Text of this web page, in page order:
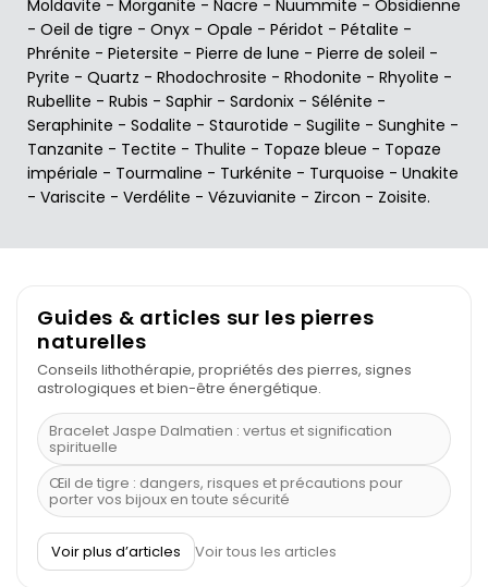
Moldavite - Morganite - Nacre - Nuummite - Obsidienne
- Oeil de tigre - Onyx - Opale - Péridot - Pétalite -
Phrénite - Pietersite - Pierre de lune - Pierre de soleil -
Pyrite - Quartz - Rhodochrosite - Rhodonite - Rhyolite -
Rubellite - Rubis - Saphir - Sardonix - Sélénite -
Seraphinite - Sodalite - Staurotide - Sugilite - Sunghite -
Tanzanite - Tectite - Thulite - Topaze bleue - Topaze
impériale - Tourmaline - Turkénite - Turquoise - Unakite
- Variscite - Verdélite - Vézuvianite - Zircon - Zoisite.
Guides & articles sur les pierres
naturelles
Conseils lithothérapie, propriétés des pierres, signes
astrologiques et bien-être énergétique.
Bracelet Jaspe Dalmatien : vertus et signification
spirituelle
Œil de tigre : dangers, risques et précautions pour
porter vos bijoux en toute sécurité
À quel poignet porter un bracelet de pierre
Découvrez le scorpion et ses pierres
Voir plus d’articles Voir tous les articles